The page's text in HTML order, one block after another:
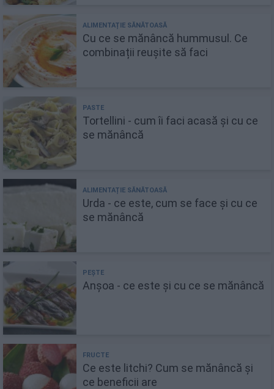
Cu ce se mănâncă hummusul. Ce
combinații reușite să faci
Tortellini - cum îi faci acasă și cu ce
se mănâncă
Urda - ce este, cum se face și cu ce
se mănâncă
Anșoa - ce este și cu ce se mănâncă
Ce este litchi? Cum se mănâncă și
ce beneficii are